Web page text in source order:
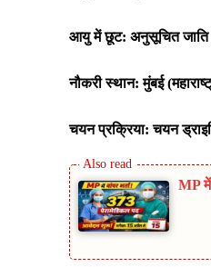
आयु में छूट: अनुसूचित जाति /
नौकरी स्थान: मुंबई
चयन प्रक्रिया: चयन
MP में